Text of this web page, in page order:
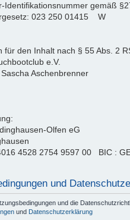
Identifikationsnummer gemäß
023 250 01415 W
für den Inhalt nach § 55 Abs. 2
e.V.
Aschenbrenner
Olfen eG
4528 2754 9597 00 BIC :
und
und die
und Datenschutzerklärung